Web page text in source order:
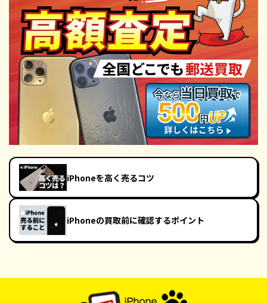
iPhoneを高く売るコツ
iPhoneの買取前に確認するポイント